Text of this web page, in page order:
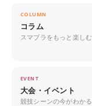
COLUMN
コラム
スマブラをもっと楽し
EVENT
大会・イベント
競技シーンの今がわか